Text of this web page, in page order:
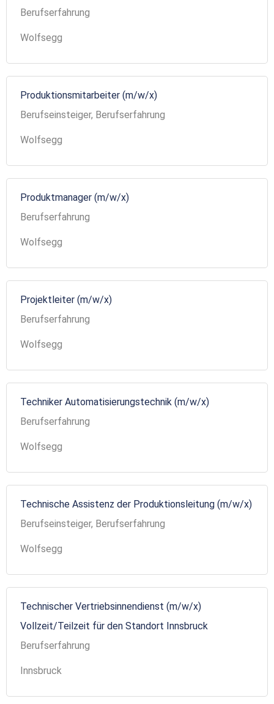
Berufserfahrung
Wolfsegg
Produktionsmitarbeiter (m/w/x)
Berufseinsteiger, Berufserfahrung
Wolfsegg
Produktmanager (m/w/x)
Berufserfahrung
Wolfsegg
Projektleiter (m/w/x)
Berufserfahrung
Wolfsegg
Techniker Automatisierungstechnik (m/w/x)
Berufserfahrung
Wolfsegg
Technische Assistenz der Produktionsleitung (m/w/x)
Berufseinsteiger, Berufserfahrung
Wolfsegg
Technischer Vertriebsinnendienst (m/w/x)
Vollzeit/Teilzeit für den Standort Innsbruck
Berufserfahrung
Innsbruck